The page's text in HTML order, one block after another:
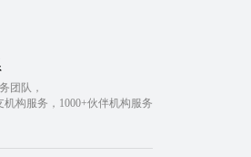
团队，
机构服务，1000+伙伴机构服务